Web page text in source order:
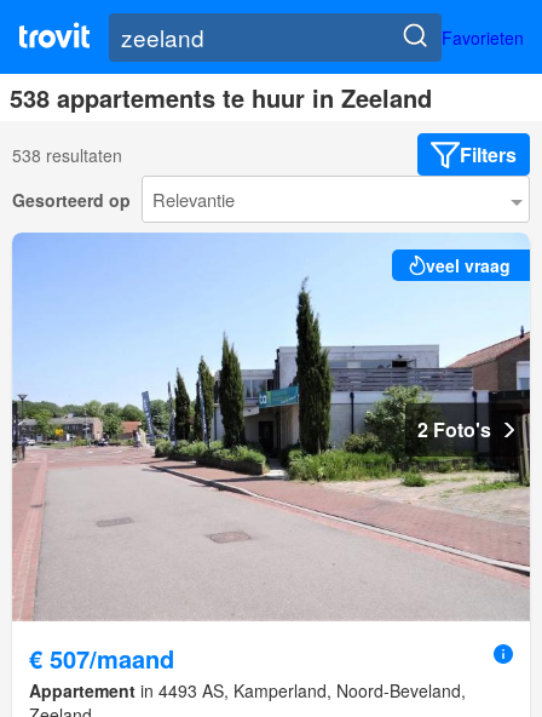
Favorieten
538 appartements te huur in Zeeland
538 resultaten Filters
Gesorteerd op
veel vraag
2 Foto's
€ 507/maand
Appartement in 4493 AS, Kamperland, Noord-Beveland,